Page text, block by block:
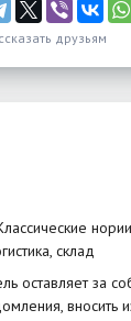
друзьям
склад
оставляет за
вносить